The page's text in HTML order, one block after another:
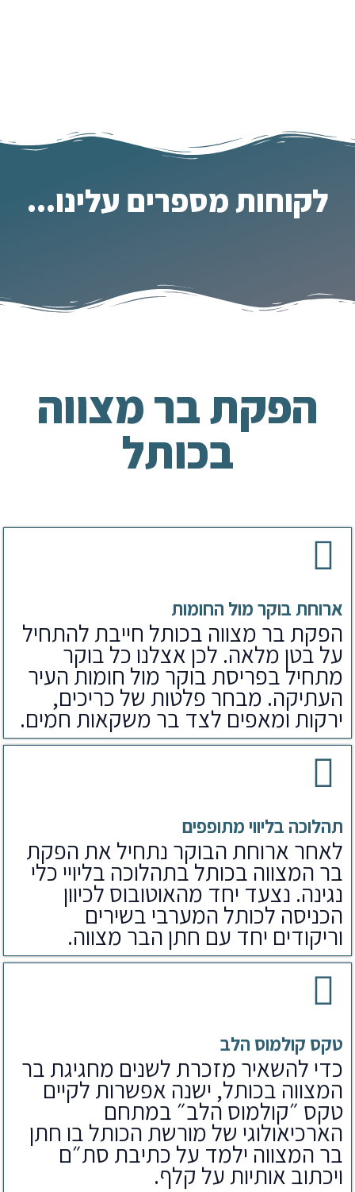
לקוחות מספרים עלינו...
הפקת בר מצווה
בכותל
ארוחת בוקר מול החומות
הפקת בר מצווה בכותל חייבת להתחיל
על בטן מלאה. לכן אצלנו כל בוקר
מתחיל בפריסת בוקר מול חומות העיר
העתיקה. מבחר פלטות של כריכים,
ירקות ומאפים לצד בר משקאות חמים.
תהלוכה בליווי מתופפים
לאחר ארוחת הבוקר נתחיל את הפקת
בר המצווה בכותל בתהלוכה בליויי כלי
נגינה. נצעד יחד מהאוטובוס לכיוון
הכניסה לכותל המערבי בשירים
וריקודים יחד עם חתן הבר מצווה.
טקס קולמוס הלב
כדי להשאיר מזכרת לשנים מחגיגת בר
המצווה בכותל, ישנה אפשרות לקיים
טקס ״קולמוס הלב״ במתחם
הארכיאולוגי של מורשת הכותל בו חתן
בר המצווה ילמד על כתיבת סת״ם
ויכתוב אותיות על קלף.